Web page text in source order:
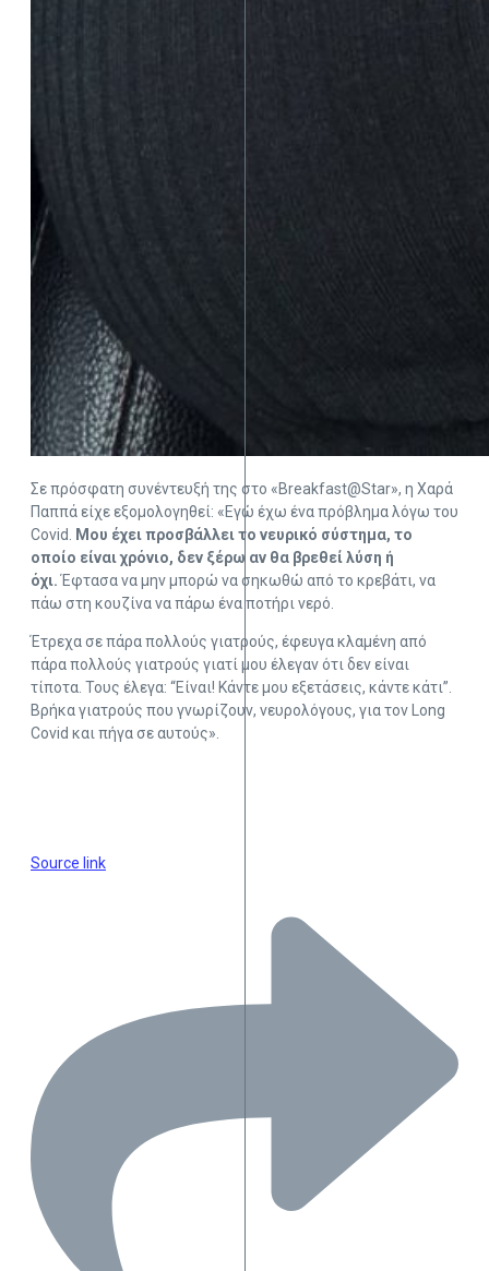
Σε πρόσφατη συνέντευξή της στο «Breakfast@Star», η Χαρά
Παππά είχε εξομολογηθεί: «Εγώ έχω ένα πρόβλημα λόγω του
Covid. Μου έχει προσβάλλει το νευρικό σύστημα, το
οποίο είναι χρόνιο, δεν ξέρω αν θα βρεθεί λύση ή
όχι.Έφτασα να μην μπορώ να σηκωθώ από το κρεβάτι, να
πάω στη κουζίνα να πάρω ένα ποτήρι νερό.
Έτρεχα σε πάρα πολλούς γιατρούς, έφευγα κλαμένη από
πάρα πολλούς γιατρούς γιατί μου έλεγαν ότι δεν είναι
τίποτα. Τους έλεγα: “Είναι! Κάντε μου εξετάσεις, κάντε κάτι”.
Βρήκα γιατρούς που γνωρίζουν, νευρολόγους, για τον Long
Covid και πήγα σε αυτούς».
Source link